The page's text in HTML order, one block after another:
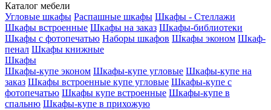
Каталог мебели
Угловые шкафы Распашные шкафы Шкафы - Стеллажи
Шкафы встроенные Шкафы на заказ Шкафы-библиотеки
Шкафы с фотопечатью Наборы шкафов Шкафы эконом Шкаф-
пенал Шкафы книжные
Шкафы
Шкафы-купе эконом Шкафы-купе угловые Шкафы-купе на
заказ Шкафы встроенные купе угловые Шкафы-купе с
фотопечатью Шкафы купе встроенные Шкафы-купе в
спальню Шкафы-купе в прихожую